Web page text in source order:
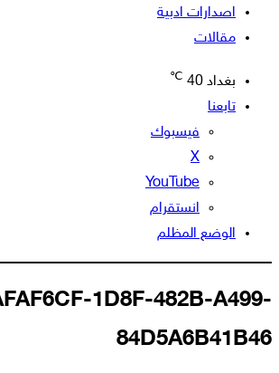
اصدارات ادبية
مقالات
بغداد 40
℃
تابعنا
فيسبوك
‫X
‫YouTube
انستقرام
الوضع المظلم
1D8F-482B-A499-
84D5A6B41B46